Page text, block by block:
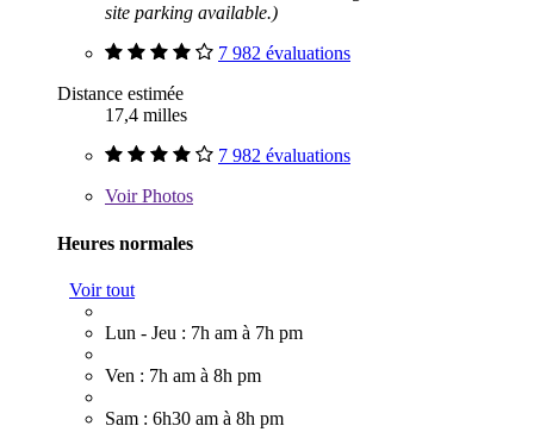
site parking available.)
7 982 évaluations
Distance estimée
17,4 milles
7 982 évaluations
VoirPhotos
Heures normales
Voir tout
Lun - Jeu : 7h am à 7h pm
Ven : 7h am à 8h pm
Sam : 6h30 am à 8h pm